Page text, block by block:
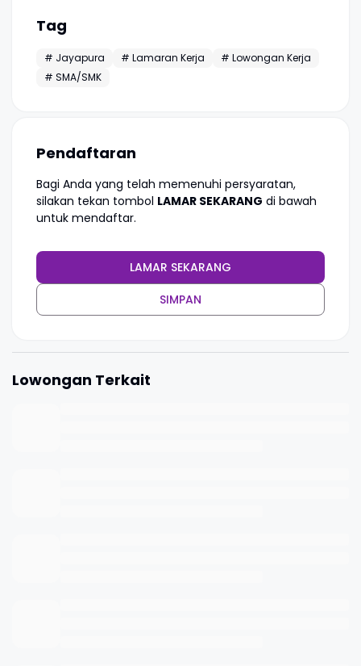
Tag
# Jayapura # Lamaran Kerja
# Lowongan Kerja
# SMA/SMK
Pendaftaran
Bagi Anda yang telah memenuhi persyaratan,
silakan tekan tombol LAMAR SEKARANG di bawah
untuk mendaftar.
LAMAR SEKARANG
SIMPAN
Lowongan Terkait